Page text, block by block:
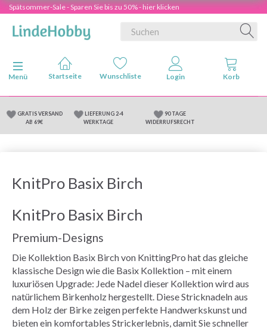
Spätsommer-Sale - Sparen Sie bis zu 50% - hier klicken
Anzeige ändern
Menü
GRATIS VERSAND
AB 69€
LIEFERUNG 2-4
WERKTAGE
90 TAGE
WIDERRUFSRECHT
KnitPro Basix Birch
KnitPro Basix Birch
Premium-Designs
Die Kollektion Basix Birch von KnittingPro hat das gleiche
klassische Design wie die Basix Kollektion – mit einem
luxuriösen Upgrade: Jede Nadel dieser Kollektion wird aus
natürlichem Birkenholz hergestellt. Diese Stricknadeln aus
dem Holz der Birke zeigen perfekte Handwerkskunst und
bieten ein komfortables Strickerlebnis, damit Sie schneller